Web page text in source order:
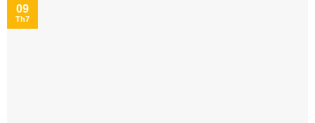
09
Th7